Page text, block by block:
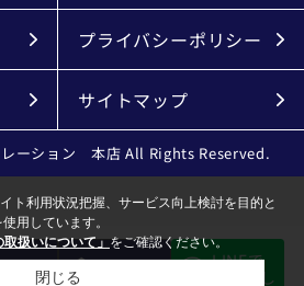
プライバシーポリシー
サイトマップ
レーション 本店 All Rights Reserved.
登録 メール
LINEで
物件探し
ト利用状況把握、サービス向上検討を目的と
用しています。
扱いについて」をご確認ください。
閉じる